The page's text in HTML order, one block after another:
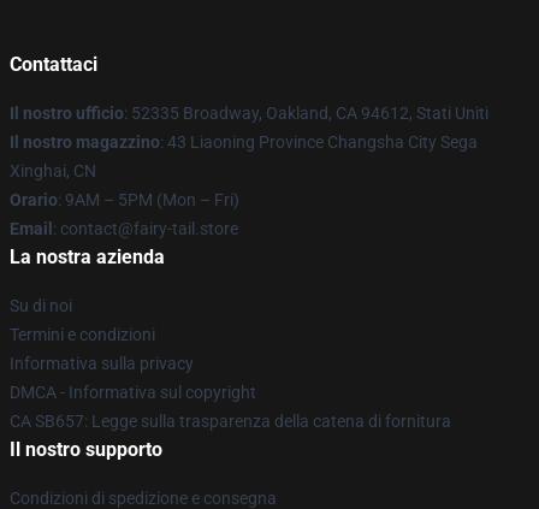
Contattaci
Il nostro ufficio: 52335 Broadway, Oakland, CA 94612, Stati Uniti
Il nostro magazzino: 43 Liaoning Province Changsha City Sega
Xinghai, CN
Orario: 9AM – 5PM (Mon – Fri)
Email : contact@fairy-tail.store
La nostra azienda
Su di noi
Termini e condizioni
Informativa sulla privacy
DMCA - Informativa sul copyright
CA SB657: Legge sulla trasparenza della catena di fornitura
Il nostro supporto
Condizioni di spedizione e consegna